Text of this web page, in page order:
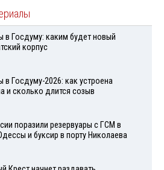
в Госдуму: каким будет новый
корпус
в Госдуму-2026: как устроена
и сколько длится созыв
поразили резервуары с ГСМ в
и буксир в порту Николаева